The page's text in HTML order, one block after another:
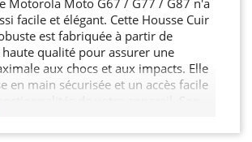
facile et élégant. Cette Housse Cuir
est fabriquée à partir de
qualité pour assurer une
aux chocs et aux impacts. Elle
en main sécurisée et un accès facile
de votre appareil. Son
n'alourdit pas votre Motorola
/ G87, tout en garantissant une